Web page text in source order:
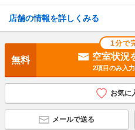
店舗の情報を詳しくみる
1分で
無料 空室状況
2項目のみ入
お気に
メールで送る